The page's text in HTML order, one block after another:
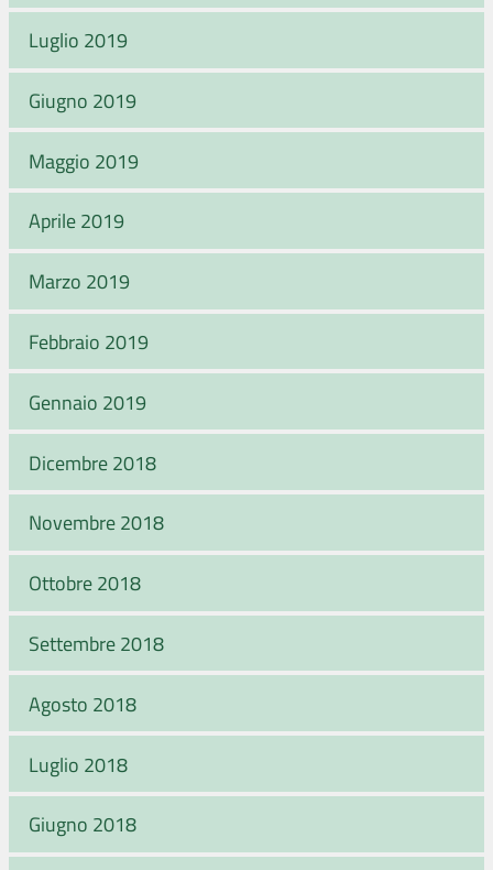
Luglio 2019
Giugno 2019
Maggio 2019
Aprile 2019
Marzo 2019
Febbraio 2019
Gennaio 2019
Dicembre 2018
Novembre 2018
Ottobre 2018
Settembre 2018
Agosto 2018
Luglio 2018
Giugno 2018